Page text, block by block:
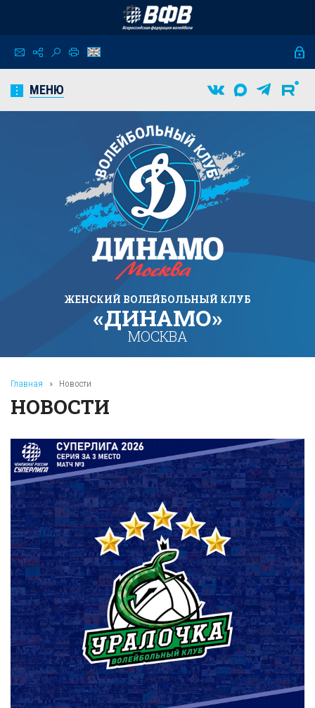
МЕНЮ
ЖЕНСКИЙ ВОЛЕЙБОЛЬНЫЙ КЛУБ
«ДИНАМО»
МОСКВА
Главная » Новости
НОВОСТИ